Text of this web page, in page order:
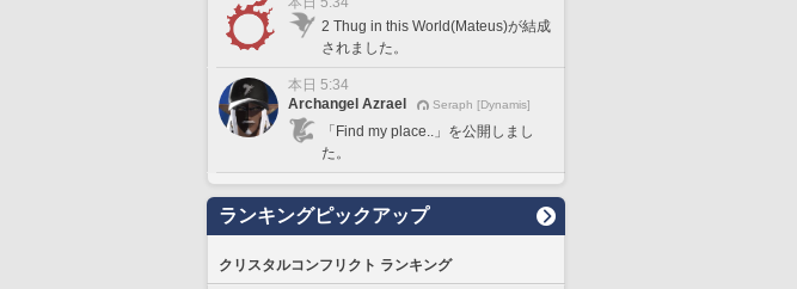
2 Thug in this World(Mateus)が結成
されました。
本日 5:34
Archangel Azrael
Seraph [Dynamis]
「Find my place..」を公開しまし
た。
ランキングピックアップ
クリスタルコンフリクト ランキング